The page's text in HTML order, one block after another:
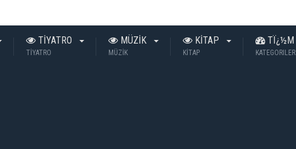
TİYATRO
TİYATRO
MÜZİK
MÜZİK
KİTAP
KİTAP
TÏ¿½M
KATEGORILER